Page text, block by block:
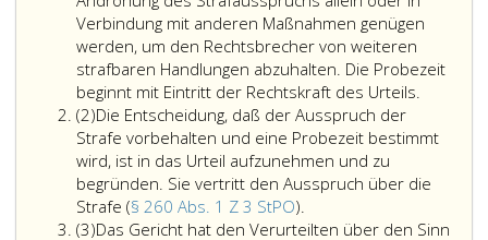
Verbindung mit anderen Maßnahmen genügen
werden, um den Rechtsbrecher von weiteren
strafbaren Handlungen abzuhalten. Die Probezeit
beginnt mit Eintritt der Rechtskraft des Urteils.
(2)Absatz
2
Die Entscheidung, daß der Ausspruch der
Strafe vorbehalten und eine Probezeit bestimmt
wird, ist in das Urteil aufzunehmen und zu
begründen. Sie vertritt den Ausspruch über die
Strafe (§ 260 Abs. 1 Z 3 StPO).
Entscheidung,
(3)Absatz
Das Gericht hat den Verurteilten über den Sinn